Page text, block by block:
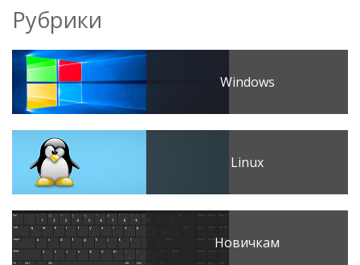
Рубрики
Windows
Linux
Новичкам